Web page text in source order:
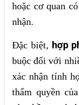
hoặc cơ quan
nhận.
Đặc biệt, hợp
buộc đối với
xác nhận tính
thẩm quyền